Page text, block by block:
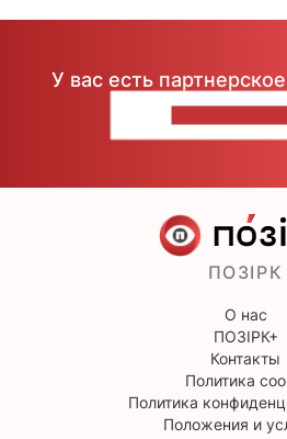
У вас есть
ПОЗІРК
О нас
ПОЗІРК+
Контакты
Политика
Политика
Положения и